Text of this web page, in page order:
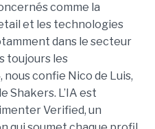
comme la
et les technologies
dans le secteur
toujours les
confie Nico de Luis,
Shakers. L’IA est
Verified, un